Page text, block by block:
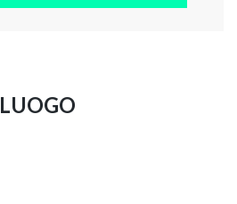
LUOGO